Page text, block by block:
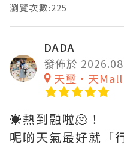
瀏覽次數:225
DADA
發佈於
天璽•天Mall
☀️熱到融啦🫠！
呢啲天氣最好就「